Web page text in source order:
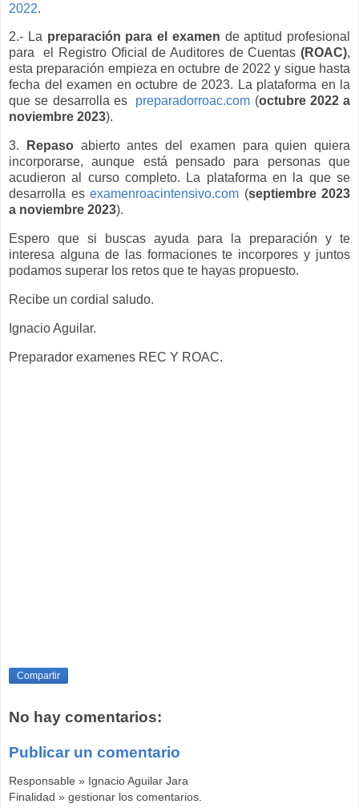
2022.
2.- La preparación para el examen de aptitud profesional
para el Registro Oficial de Auditores de Cuentas (ROAC),
esta preparación empieza en octubre de 2022 y sigue hasta
fecha del examen en octubre de 2023. La plataforma en la
que se desarrolla es preparadorroac.com (octubre 2022 a
noviembre 2023).
3. Repasoabierto antes del examen para quien quiera
incorporarse, aunque está pensado para personas que
acudieron al curso completo. La plataforma en la que se
desarrolla es examenroacintensivo.com (septiembre 2023
a noviembre 2023).
Espero que si buscas ayuda para la preparación y te
interesa alguna de las formaciones te incorpores y juntos
podamos superar los retos que te hayas propuesto.
Recibe un cordial saludo.
Ignacio Aguilar.
Preparador examenes REC Y ROAC.
Compartir
No hay comentarios:
Publicar un comentario
Responsable » Ignacio Aguilar Jara
Finalidad » gestionar los comentarios.